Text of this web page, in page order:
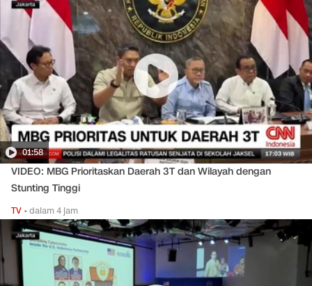
01:58
VIDEO: MBG Prioritaskan Daerah 3T dan Wilayah dengan
Stunting Tinggi
TV •dalam 4 jam